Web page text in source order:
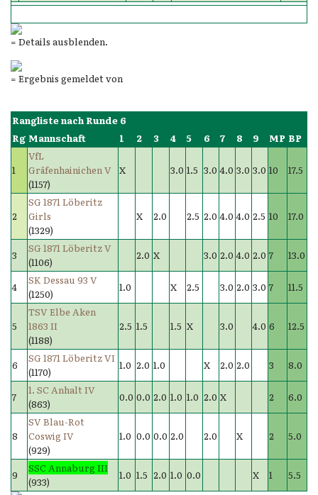
= Details ausblenden.
= Ergebnis gemeldet von
Rangliste nach Runde 6
Rg Mannschaft 1 2 3 4 5 6 7 8 9 MP BP
1
VfL
Gräfenhainichen V
(1157)
X 3.0 1.5 3.0 4.0 3.0 3.0 10 17.5
2
SG 1871 Löberitz
Girls
(1329)
X 2.0 2.5 2.0 4.0 4.0 2.5 10 17.0
3
SG 1871 Löberitz V
(1106)
2.0 X 3.0 2.0 4.0 2.0 7 13.0
4
SK Dessau 93 V
(1250)
1.0 X 2.5 3.0 2.0 3.0 7 11.5
5
TSV Elbe Aken
1863 II
(1188)
2.5 1.5 1.5 X 3.0 4.0 6 12.5
6
SG 1871 Löberitz VI
(1170)
1.0 2.0 1.0 X 2.0 2.0 3 8.0
7
1. SC Anhalt IV
(863)
0.0 0.0 2.0 1.0 1.0 2.0 X 2 6.0
8
SV Blau-Rot
Coswig IV
(929)
1.0 0.0 0.0 2.0 2.0 X 2 5.0
9
SSC Annaburg III
(933)
1.0 1.5 2.0 1.0 0.0 X 1 5.5